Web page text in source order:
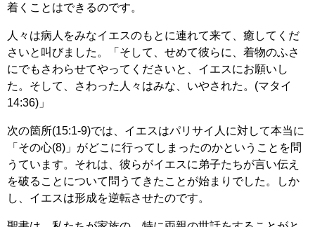
着くことはできるのです。
人々は病人をみなイエスのもとに連れて来て、癒してくだ
さいと叫びました。「そして、せめて彼らに、着物のふさ
にでもさわらせてやってくださいと、イエスにお願いし
た。そして、さわった人々はみな、いやされた。(マタイ
14:36)」
次の箇所(15:1-9)では、イエスはパリサイ人に対して本当に
「その心(8)」がどこに行ってしまったのかということを問
うています。それは、彼らがイエスに弟子たちが言い伝え
を破ることについて問うてきたことが始まりでした。しか
し、イエスは形成を逆転させたのです。